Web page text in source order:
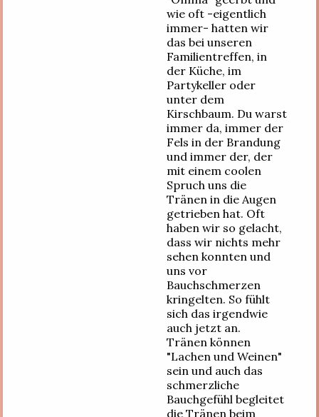
wie oft -eigentlich
immer- hatten wir
das bei unseren
Familientreffen, in
der Küche, im
Partykeller oder
unter dem
Kirschbaum. Du warst
immer da, immer der
Fels in der Brandung
und immer der, der
mit einem coolen
Spruch uns die
Tränen in die Augen
getrieben hat. Oft
haben wir so gelacht,
dass wir nichts mehr
sehen konnten und
uns vor
Bauchschmerzen
kringelten. So fühlt
sich das irgendwie
auch jetzt an.
Tränen können
"Lachen und Weinen"
sein und auch das
schmerzliche
Bauchgefühl begleitet
die Tränen beim